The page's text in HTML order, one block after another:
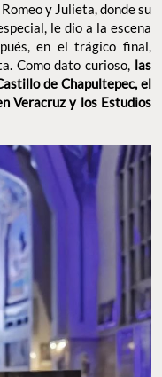
y Julieta, donde su
le dio a la escena
en el trágico final,
Como dato curioso, las
de Chapultepec, el
Veracruz y los Estudios